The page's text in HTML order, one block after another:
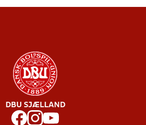
DBU SJÆLLAND